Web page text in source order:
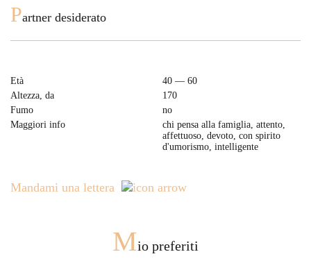
Partner desiderato
Età
40 — 60
Altezza, da
170
Fumo
no
Maggiori info
chi pensa alla famiglia, attento,
affettuoso, devoto, con spirito
d'umorismo, intelligente
Mandami una lettera
Mio preferiti